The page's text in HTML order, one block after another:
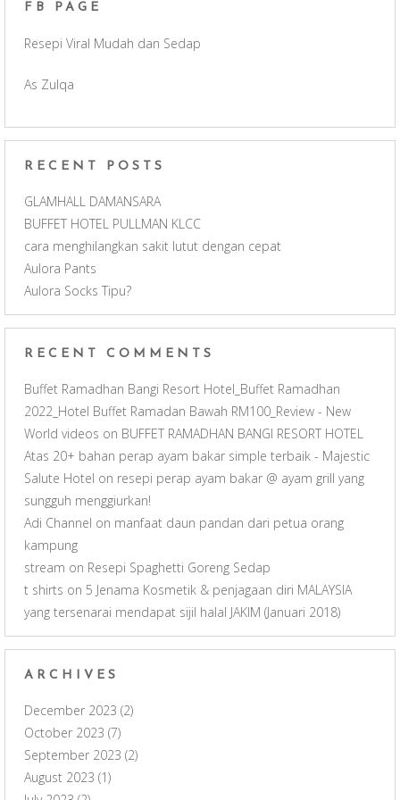
m
n
e
FB PAGE
Resepi Viral Mudah dan Sedap
As Zulqa
RECENT POSTS
GLAMHALL DAMANSARA
BUFFET HOTEL PULLMAN KLCC
cara menghilangkan sakit lutut dengan cepat
Aulora Pants
Aulora Socks Tipu?
RECENT COMMENTS
Buffet Ramadhan Bangi Resort Hotel_Buffet Ramadhan
2022_Hotel Buffet Ramadan Bawah RM100_Review - New
World videos on BUFFET RAMADHAN BANGI RESORT HOTEL
Atas 20+ bahan perap ayam bakar simple terbaik - Majestic
Salute Hotel on resepi perap ayam bakar @ ayam grill yang
sungguh menggiurkan!
Adi Channel on manfaat daun pandan dari petua orang
kampung
stream on Resepi Spaghetti Goreng Sedap
t shirts on 5 Jenama Kosmetik & penjagaan diri MALAYSIA
yang tersenarai mendapat sijil halal JAKIM (Januari 2018)
ARCHIVES
December 2023 (2)
October 2023 (7)
September 2023 (2)
August 2023 (1)